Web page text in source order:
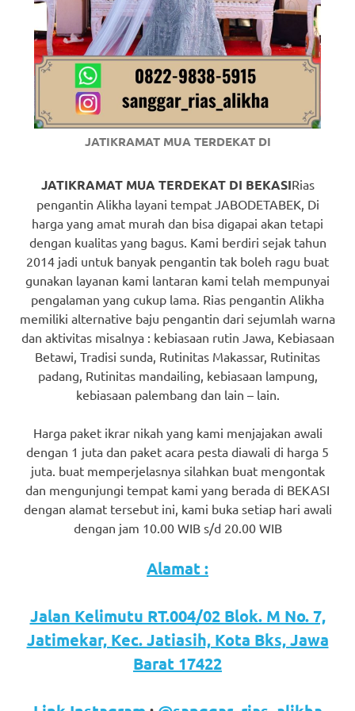
these
guys
comment
here
replica
watches.
favorite
watches.
Hours
Discover
More
JATIKRAMAT MUA TERDEKAT DI
JATIKRAMAT MUA TERDEKAT DI BEKASIRias
pengantin Alikha layani tempat JABODETABEK, Di
harga yang amat murah dan bisa digapai akan tetapi
dengan kualitas yang bagus. Kami berdiri sejak tahun
2014 jadi untuk banyak pengantin tak boleh ragu buat
gunakan layanan kami lantaran kami telah mempunyai
pengalaman yang cukup lama. Rias pengantin Alikha
memiliki alternative baju pengantin dari sejumlah warna
dan aktivitas misalnya : kebiasaan rutin Jawa, Kebiasaan
Betawi, Tradisi sunda, Rutinitas Makassar, Rutinitas
padang, Rutinitas mandailing, kebiasaan lampung,
kebiasaan palembang dan lain – lain.
Harga paket ikrar nikah yang kami menjajakan awali
dengan 1 juta dan paket acara pesta diawali di harga 5
juta. buat memperjelasnya silahkan buat mengontak
dan mengunjungi tempat kami yang berada di BEKASI
dengan alamat tersebut ini, kami buka setiap hari awali
dengan jam 10.00 WIB s/d 20.00 WIB
Alamat :
Jalan Kelimutu RT.004/02 Blok. M No. 7,
Jatimekar, Kec. Jatiasih, Kota Bks, Jawa
Barat 17422